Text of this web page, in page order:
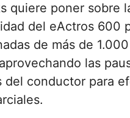
quiere poner sobre
del eActros 600
de más de 1.000
las
del conductor para